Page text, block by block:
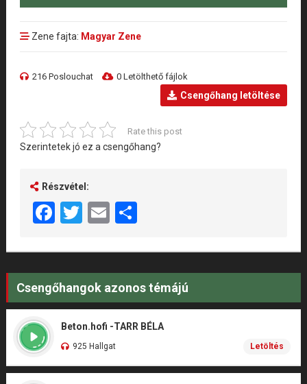
Zene fajta: Magyar Zene
216 Poslouchat 0 Letölthető fájlok
Csengőhang letöltése
Rate this post
Szerintetek jó ez a csengőhang?
Részvétel:
Facebook
Twitter
EmailShare
Csengőhangok azonos témájú
Beton.hofi -TARR BÉLA
925 Hallgat Letöltés